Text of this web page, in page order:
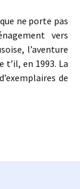
ne porte pas
vers
l’aventure
en 1993. La
de